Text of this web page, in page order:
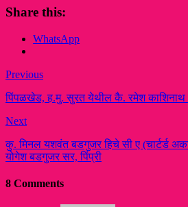
Share this:
WhatsApp
Previous
पिंपळखेड, ह.मु. सुरत येथील कै. रमेश काशिनाथ
Next
कु. मिनल यशवंत बडगुजर हिचे सी ए (चार्टर्ड
योगेश बडगुजर सर, पिंप्री
8 Comments